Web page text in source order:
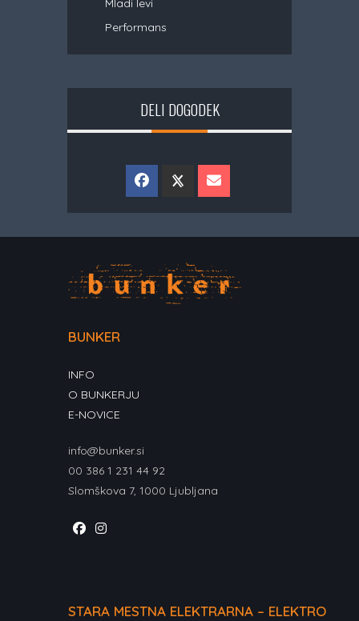
Mladi levi
Performans
DELI DOGODEK
BUNKER
INFO
O BUNKERJU
E-NOVICE
info@bunker.si
00 386 1 231 44 92
Slomškova 7, 1000 Ljubljana
newnew
STARA MESTNA ELEKTRARNA – ELEKTRO